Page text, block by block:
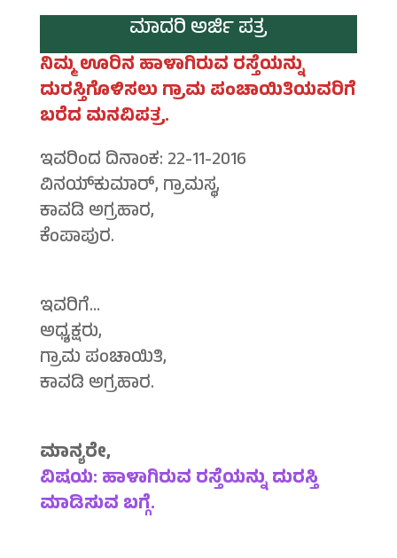
ಮಾದರಿ ಅರ್ಜಿ ಪತ್ರ
ನಿಮ್ಮ ಊರಿನ ಹಾಳಾಗಿರುವ ರಸ್ತೆಯನ್ನು
ದುರಸ್ತಿಗೊಳಿಸಲು ಗ್ರಾಮ ಪಂಚಾಯಿತಿಯವರಿಗೆ
ಬರೆದ ಮನವಿಪತ್ರ.
ಇವರಿಂದ ದಿನಾಂಕ: 22-11-2016
ವಿನಯ್‍ಕುಮಾರ್, ಗ್ರಾಮಸ್ಥ,
ಕಾವಡಿ ಅಗ್ರಹಾರ,
ಕೆಂಪಾಪುರ.
ಇವರಿಗೆ…
ಅಧ್ಯಕ್ಷರು,
ಗ್ರಾಮ ಪಂಚಾಯಿತಿ,
ಕಾವಡಿ ಅಗ್ರಹಾರ.
ಮಾನ್ಯರೇ,
ವಿಷಯ: ಹಾಳಾಗಿರುವ ರಸ್ತೆಯನ್ನು ದುರಸ್ತಿ
ಮಾಡಿಸುವ ಬಗ್ಗೆ.